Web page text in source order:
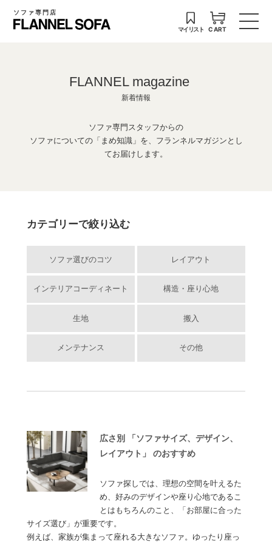
ソファ専門店
マイリスト CART
FLANNEL magazine
新着情報
ソファ専門スタッフからの
ソファについての「まめ知識」を、フランネルマガジンとし
てお届けします。
カテゴリーで絞り込む
ソファ選びのコツ レイアウト
インテリアコーディネート 構造・座り心地
生地 搬入
メンテナンス その他
広さ別 「ソファサイズ、デザイン、
レイアウト」 のおすすめ
ソファ探しでは、理想の空間を叶えるた
め、好みのデザインや座り心地であるこ
とはもちろんのこと、「お部屋に合った
サイズ選び」が重要です。
例えば、家族が集まって座れる大きなソファ。ゆったり座っ